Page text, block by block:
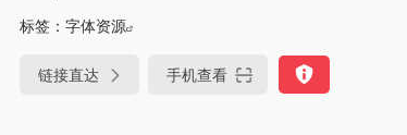
标签： 字体资源
链接直达 手机查看